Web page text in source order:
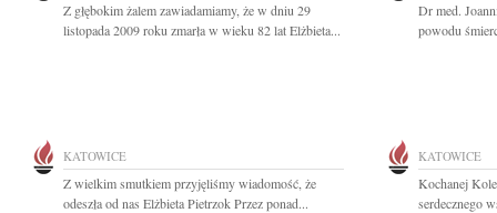
Z głębokim żalem zawiadamiamy, że w dniu 29
listopada 2009 roku zmarła w wieku 82 lat Elżbieta...
Dr med.
powodu
KATOWICE
Z wielkim smutkiem przyjęliśmy wiadomość, że
odeszła od nas Elżbieta Pietrzok Przez ponad...
KATOWICE
Kochanej
serdecznego